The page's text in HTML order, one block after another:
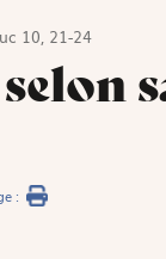
10, 21-24
: